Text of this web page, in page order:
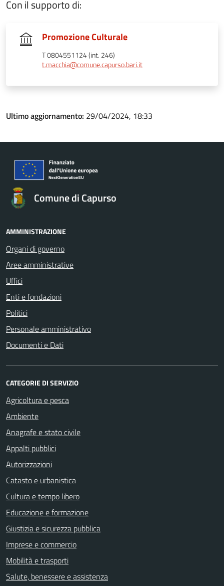
Con il supporto di:
Promozione Culturale
T 0804551124 (int. 246)
t.macchia@comune.capurso.bari.it
Ultimo aggiornamento: 29/04/2024, 18:33
Comune di Capurso
AMMINISTRAZIONE
Organi di governo
Aree amministrative
Uffici
Enti e fondazioni
Politici
Personale amministrativo
Documenti e Dati
CATEGORIE DI SERVIZIO
Agricoltura e pesca
Ambiente
Anagrafe e stato civile
Appalti pubblici
Autorizzazioni
Catasto e urbanistica
Cultura e tempo libero
Educazione e formazione
Giustizia e sicurezza pubblica
Imprese e commercio
Mobilità e trasporti
Salute, benessere e assistenza